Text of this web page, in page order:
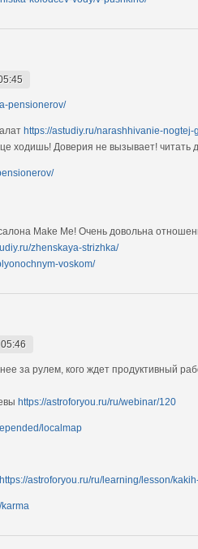
pensionerov/
https://astudiy.ru/narashhivanie-nogtej-
ходишь! Доверия не вызывает! читать
Make Me! Очень довольна
zhenskaya-strizhka/
voskom/
за рулем, кого ждет продуктивный
https://astroforyou.ru/ru/webinar/120
localmap
https://astroforyou.ru/ru/learning/lesson/